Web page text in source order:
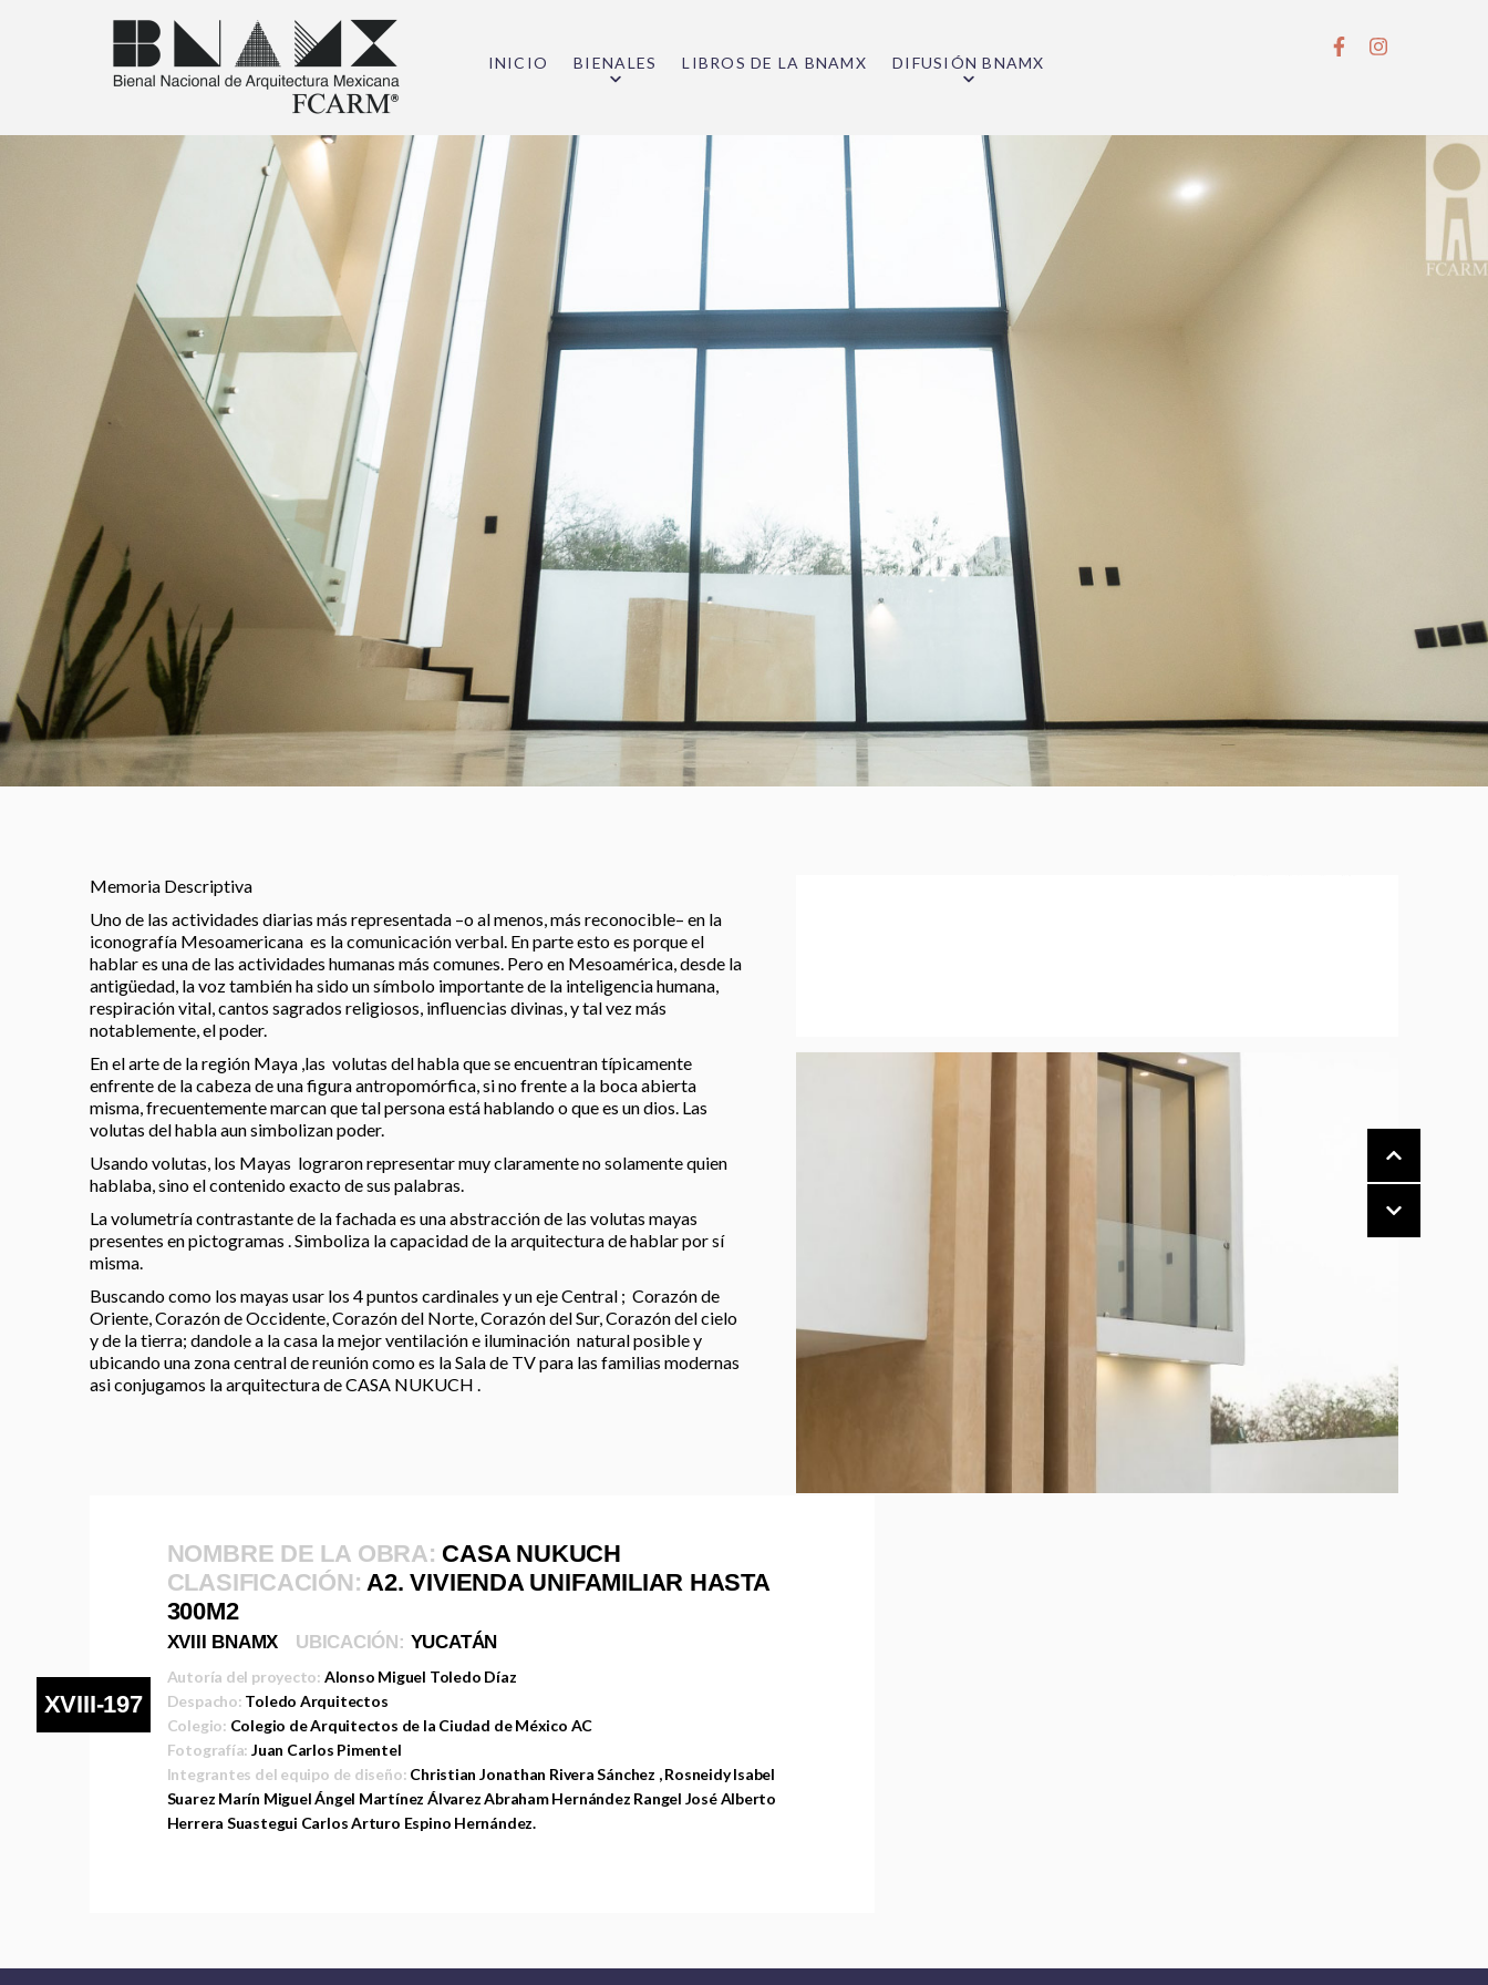
INICIO BIENALES LIBROS DE LA BNAMX DIFUSIÓN BNAMX
Memoria Descriptiva
Uno de las actividades diarias más representada –o al menos, más reconocible– en la
iconografía Mesoamericana es la comunicación verbal. En parte esto es porque el
hablar es una de las actividades humanas más comunes. Pero en Mesoamérica, desde la
antigüedad, la voz también ha sido un símbolo importante de la inteligencia humana,
respiración vital, cantos sagrados religiosos, influencias divinas, y tal vez más
notablemente, el poder.
En el arte de la región Maya ,las volutas del habla que se encuentran típicamente
enfrente de la cabeza de una figura antropomórfica, si no frente a la boca abierta
misma, frecuentemente marcan que tal persona está hablando o que es un dios. Las
volutas del habla aun simbolizan poder.
Usando volutas, los Mayas lograron representar muy claramente no solamente quien
hablaba, sino el contenido exacto de sus palabras.
La volumetría contrastante de la fachada es una abstracción de las volutas mayas
presentes en pictogramas . Simboliza la capacidad de la arquitectura de hablar por sí
misma.
Buscando como los mayas usar los 4 puntos cardinales y un eje Central ; Corazón de
Oriente, Corazón de Occidente, Corazón del Norte, Corazón del Sur, Corazón del cielo
y de la tierra; dandole a la casa la mejor ventilación e iluminación natural posible y
ubicando una zona central de reunión como es la Sala de TV para las familias modernas
asi conjugamos la arquitectura de CASA NUKUCH .
XVIII-197
NOMBRE DE LA OBRA: CASA NUKUCH
CLASIFICACIÓN:A2. VIVIENDA UNIFAMILIAR HASTA
300M2
XVIII BNAMX UBICACIÓN: YUCATÁN
Autoría del proyecto: Alonso Miguel Toledo Díaz
Despacho: Toledo Arquitectos
Colegio: Colegio de Arquitectos de la Ciudad de México AC
Fotografía:Juan Carlos Pimentel
Integrantes del equipo de diseño: Christian Jonathan Rivera Sánchez , Rosneidy Isabel
Suarez Marín Miguel Ángel Martínez Álvarez Abraham Hernández Rangel José Alberto
Herrera Suastegui Carlos Arturo Espino Hernández.